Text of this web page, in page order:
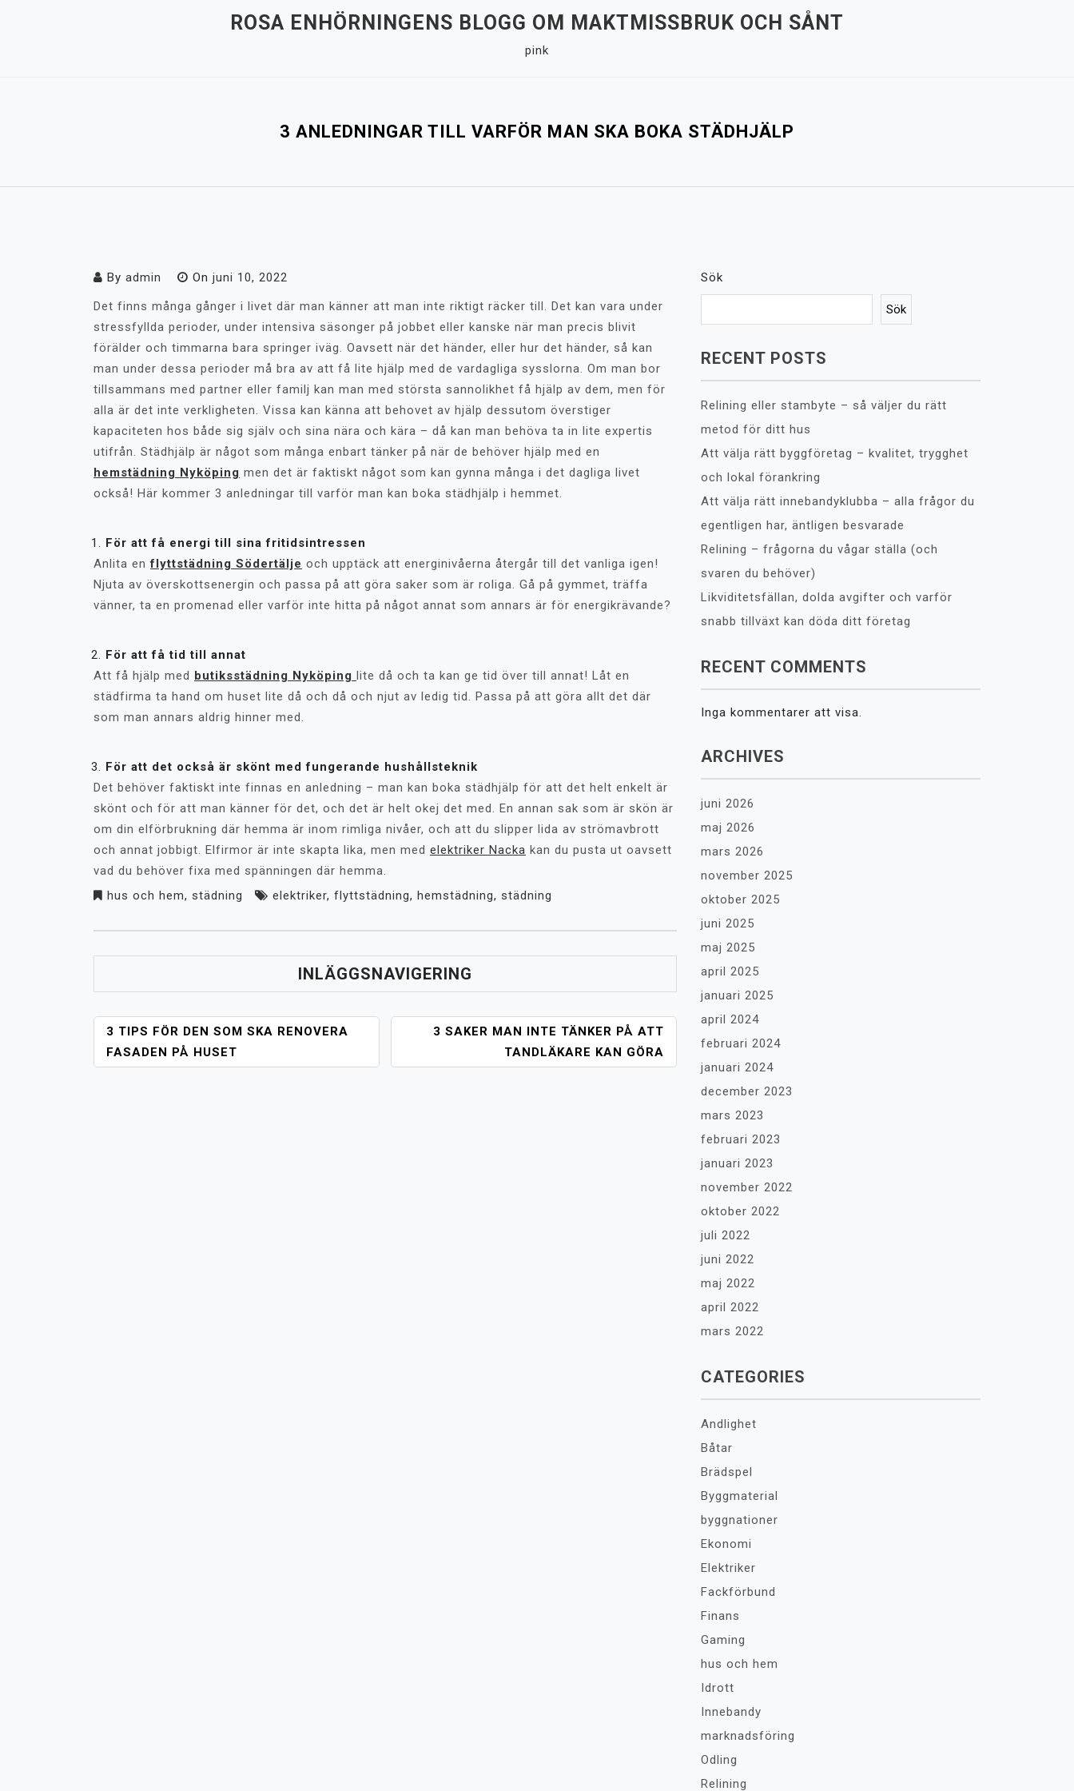
ROSA ENHÖRNINGENS BLOGG OM MAKTMISSBRUK OCH SÅNT
pink
3 ANLEDNINGAR TILL VARFÖR MAN SKA BOKA STÄDHJÄLP
By admin On juni 10, 2022
Det finns många gånger i livet där man känner att man inte riktigt räcker till. Det kan vara under
stressfyllda perioder, under intensiva säsonger på jobbet eller kanske när man precis blivit
förälder och timmarna bara springer iväg. Oavsett när det händer, eller hur det händer, så kan
man under dessa perioder må bra av att få lite hjälp med de vardagliga sysslorna. Om man bor
tillsammans med partner eller familj kan man med största sannolikhet få hjälp av dem, men för
alla är det inte verkligheten. Vissa kan känna att behovet av hjälp dessutom överstiger
kapaciteten hos både sig själv och sina nära och kära – då kan man behöva ta in lite expertis
utifrån. Städhjälp är något som många enbart tänker på när de behöver hjälp med en
hemstädning Nyköping men det är faktiskt något som kan gynna många i det dagliga livet
också! Här kommer 3 anledningar till varför man kan boka städhjälp i hemmet.
För att få energi till sina fritidsintressen
Anlita enflyttstädning Södertälje och upptäck att energinivåerna återgår till det vanliga igen!
Njuta av överskottsenergin och passa på att göra saker som är roliga. Gå på gymmet, träffa
vänner, ta en promenad eller varför inte hitta på något annat som annars är för energikrävande?
För att få tid till annat
Att få hjälp med butiksstädning Nyköping lite då och ta kan ge tid över till annat! Låt en
städfirma ta hand om huset lite då och då och njut av ledig tid. Passa på att göra allt det där
som man annars aldrig hinner med.
För att det också är skönt med fungerande hushållsteknik
Det behöver faktiskt inte finnas en anledning – man kan boka städhjälp för att det helt enkelt är
skönt och för att man känner för det, och det är helt okej det med. En annan sak som är skön är
om din elförbrukning där hemma är inom rimliga nivåer, och att du slipper lida av strömavbrott
och annat jobbigt. Elfirmor är inte skapta lika, men med elektriker Nacka kan du pusta ut oavsett
vad du behöver fixa med spänningen där hemma.
hus och hem, städning elektriker, flyttstädning, hemstädning, städning
INLÄGGSNAVIGERING
3 TIPS FÖR DEN SOM SKA RENOVERA
FASADEN PÅ HUSET
3 SAKER MAN INTE TÄNKER PÅ ATT
TANDLÄKARE KAN GÖRA
Sök
Sök
RECENT POSTS
Relining eller stambyte – så väljer du rätt
metod för ditt hus
Att välja rätt byggföretag – kvalitet, trygghet
och lokal förankring
Att välja rätt innebandyklubba – alla frågor du
egentligen har, äntligen besvarade
Relining – frågorna du vågar ställa (och
svaren du behöver)
Likviditetsfällan, dolda avgifter och varför
snabb tillväxt kan döda ditt företag
RECENT COMMENTS
Inga kommentarer att visa.
ARCHIVES
juni 2026
maj 2026
mars 2026
november 2025
oktober 2025
juni 2025
maj 2025
april 2025
januari 2025
april 2024
februari 2024
januari 2024
december 2023
mars 2023
februari 2023
januari 2023
november 2022
oktober 2022
juli 2022
juni 2022
maj 2022
april 2022
mars 2022
CATEGORIES
Andlighet
Båtar
Brädspel
Byggmaterial
byggnationer
Ekonomi
Elektriker
Fackförbund
Finans
Gaming
hus och hem
Idrott
Innebandy
marknadsföring
Odling
Relining